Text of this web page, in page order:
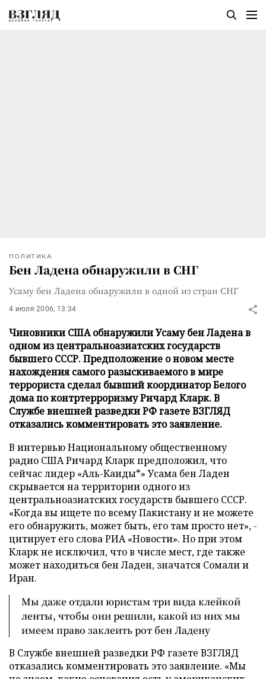
ПОЛИТИКА
Бен Ладена обнаружили в СНГ
Усаму бен Ладена обнаружили в одной из стран СНГ
4 июля 2006, 13:34
Чиновники США обнаружили Усаму бен Ладена в
одном из центральноазиатских государств
бывшего СССР. Предположение о новом месте
нахождения самого разыскиваемого в мире
террориста сделал бывший координатор Белого
дома по контртерроризму Ричард Кларк. В
Службе внешней разведки РФ газете ВЗГЛЯД
отказались комментировать это заявление.
В интервью Национальному общественному
радио США Ричард Кларк предположил, что
сейчас лидер «Аль-Каиды*» Усама бен Ладен
скрывается на территории одного из
центральноазиатских государств бывшего СССР.
«Когда вы ищете по всему Пакистану и не можете
его обнаружить, может быть, его там просто нет», -
цитирует его слова РИА «Новости». Но при этом
Кларк не исключил, что в числе мест, где также
может находиться бен Ладен, значатся Сомали и
Иран.
Мы даже отдали юристам три вида клейкой
ленты, чтобы они решили, какой из них мы
имеем право заклеить рот бен Ладену
В Службе внешней разведки РФ газете ВЗГЛЯД
отказались комментировать это заявление. «Мы